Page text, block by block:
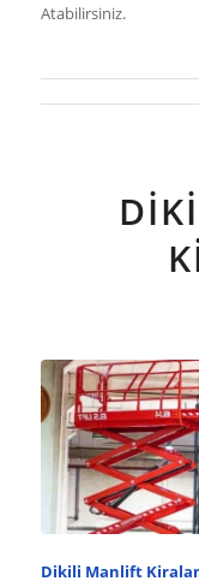
Atabilirsiniz.
Dikili Manlift